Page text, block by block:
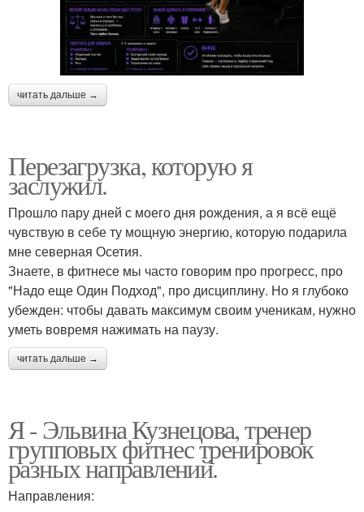
читать дальше →
Перезагрузка, которую я
заслужил.
Прошло пару дней с моего дня рождения, а я всё ещё
чувствую в себе ту мощную энергию, которую подарила
мне северная Осетия.
Знаете, в фитнесе мы часто говорим про прогресс, про
"Надо еще Один Подход", про дисциплину. Но я глубоко
убежден: чтобы давать максимум своим ученикам, нужно
уметь вовремя нажимать на паузу.
читать дальше →
Я - Эльвина Кузнецова, тренер
групповых фитнес тренировок
разных направлений.
Направления: